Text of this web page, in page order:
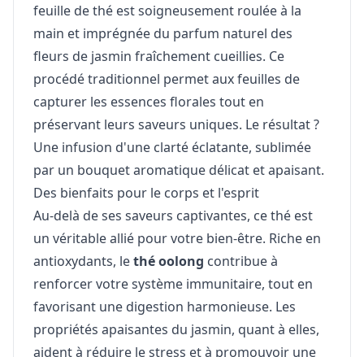
feuille de thé est soigneusement roulée à la
main et imprégnée du parfum naturel des
fleurs de jasmin fraîchement cueillies. Ce
procédé traditionnel permet aux feuilles de
capturer les essences florales tout en
préservant leurs saveurs uniques. Le résultat ?
Une infusion d'une clarté éclatante, sublimée
par un bouquet aromatique délicat et apaisant.
Des bienfaits pour le corps et l'esprit
Au-delà de ses saveurs captivantes, ce thé est
un véritable allié pour votre bien-être. Riche en
antioxydants, lethé oolong contribue à
renforcer votre système immunitaire, tout en
favorisant une digestion harmonieuse. Les
propriétés apaisantes du jasmin, quant à elles,
aident à réduire le stress et à promouvoir une